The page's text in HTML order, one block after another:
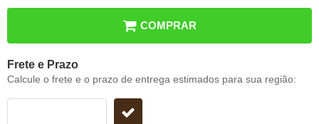
COMPRAR
Frete e Prazo
Calcule o frete e o prazo de entrega estimados para sua região: